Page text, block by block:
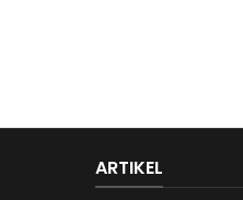
ARTIKEL